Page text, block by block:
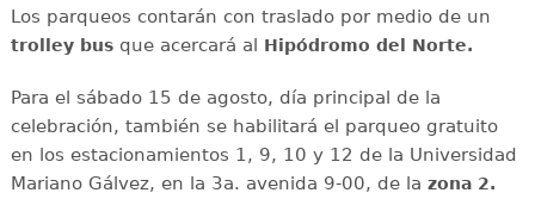
Los parqueos contarán con traslado por medio de un
trolley busque acercará al Hipódromo del Norte.
Para el sábado 15 de agosto, día principal de la
celebración, también se habilitará el parqueo gratuito
en los estacionamientos 1, 9, 10 y 12 de la Universidad
Mariano Gálvez, en la 3a. avenida 9-00, de la zona 2.